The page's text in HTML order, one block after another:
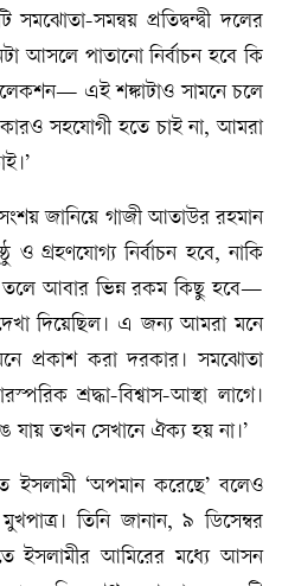
সমন্বয় প্রতিদ্বন্দ্বী দলের
আসলে পাতানো নির্বাচন হবে কি
এই শঙ্কাটাও সামনে চলে
সহযোগী হতে চাই না, আমরা
সংশয় জানিয়ে গাজী আতাউর রহমান
গ্রহণযোগ্য নির্বাচন হবে, নাকি
আবার ভিন্ন রকম কিছু হবে—
দিয়েছিল। এ জন্য আমরা মনে
প্রকাশ করা দরকার। সমঝোতা
শ্রদ্ধা-বিশ্বাস-আস্থা লাগে।
যায় তখন সেখানে ঐক্য হয় না।’
ইসলামী ‘অপমান করেছে’ বলেও
তিনি জানান, ৯ ডিসেম্বর
ইসলামীর আমিরের মধ্যে আসন